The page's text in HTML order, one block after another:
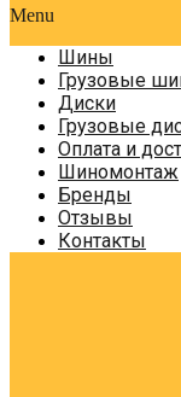
Menu
Шины
Грузовые
Диски
Грузовые
Оплата и
Шиномонтаж
Бренды
Отзывы
Контакты